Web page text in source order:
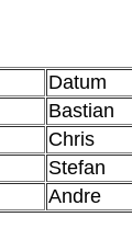
Datum
Bastian
Chris
Stefan
Andre